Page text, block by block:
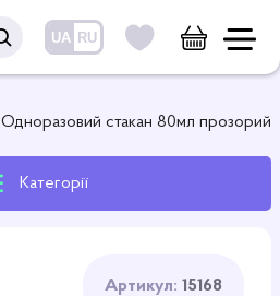
UA RU
Одноразовий стакан 80мл прозорий
Категорії
Артикул: 15168